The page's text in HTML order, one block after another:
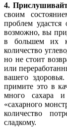
4.
своим
проблем удастся
возможно, вы
в большем их
количество
но не стоит
или
вашего
примите это в
много сахара
«сахарного
количество
сладкому.